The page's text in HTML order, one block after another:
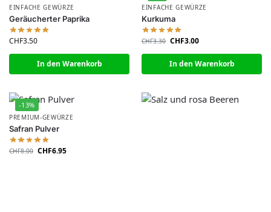
EINFACHE GEWÜRZE
Geräucherter Paprika
CHF3.50
In den Warenkorb
EINFACHE GEWÜRZE
Kurkuma
CHF3.30 CHF3.00
In den Warenkorb
-13%
PREMIUM-GEWÜRZE
Safran Pulver
CHF8.00 CHF6.95